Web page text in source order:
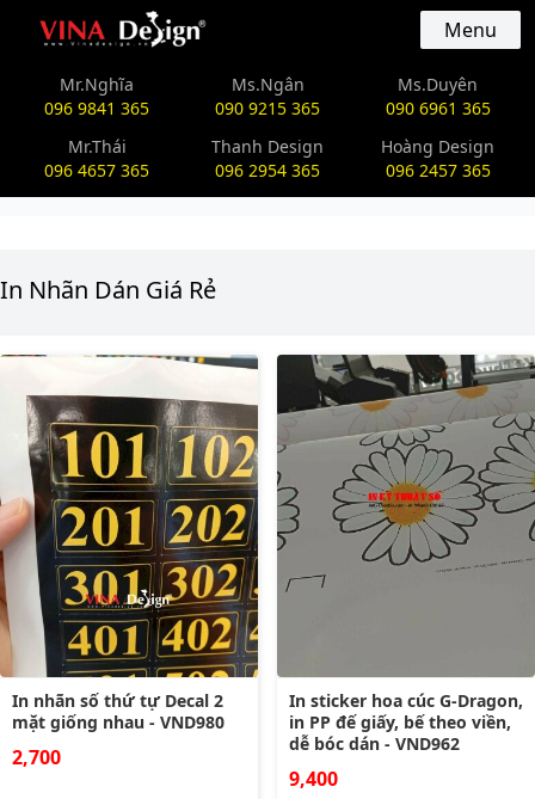
vinadesign.vn Menu
Mr.Nghĩa
096 9841 365
Ms.Ngân
090 9215 365
Ms.Duyên
090 6961 365
Mr.Thái
096 4657 365
Thanh Design
096 2954 365
Hoàng Design
096 2457 365
In Nhãn Dán Giá Rẻ
In nhãn số thứ tự Decal 2
mặt giống nhau - VND980
2,700
In sticker hoa cúc G-Dragon,
in PP đế giấy, bế theo viền,
dễ bóc dán - VND962
9,400